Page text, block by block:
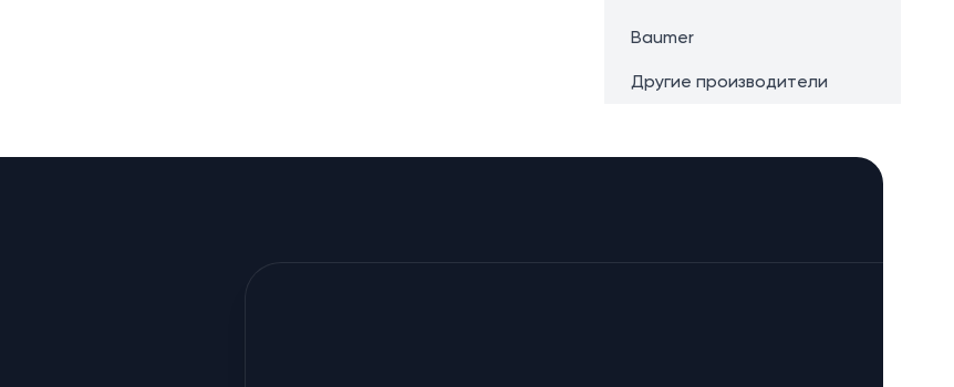
Baumer
Другие производители